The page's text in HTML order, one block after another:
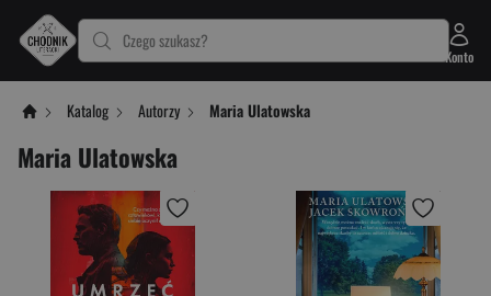
Czego szukasz?
Konto
Katalog Autorzy Maria Ulatowska
Maria Ulatowska